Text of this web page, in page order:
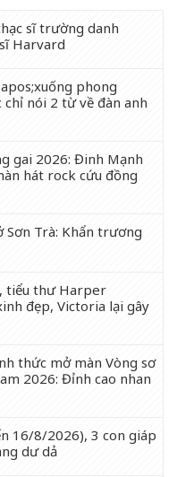
sĩ trường danh
Harvard
phong
nói 2 từ về đàn anh
gai 2026: Đinh Mạnh
hát rock cứu đồng
Sơn Trà: Khẩn trương
tiểu thư Harper
đẹp, Victoria lại gây
thức mở màn Vòng sơ
2026: Đỉnh cao nhan
16/8/2026), 3 con giáp
dư dả